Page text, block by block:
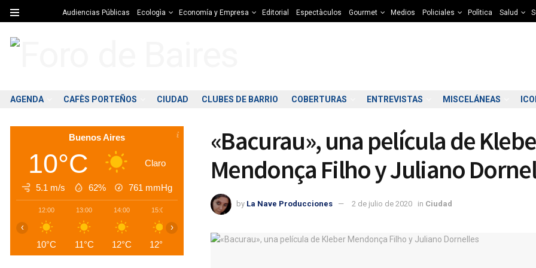
Audiencias Públicas Ecologìa Economía y Empresa Editorial Espectàculos Gourmet Medios Policiales Polìtica Salud
AGENDA CAFÈS PORTEÑOS CIUDAD CLUBES DE BARRIO COBERTURAS ENTREVISTAS MISCELÁNEAS
«Bacurau», una película de
Mendonça Filho y Juliano
by La Nave Producciones 2 de julio de 2020 in Ciudad
Buenos Aires
10°C Claro
5.1 m/s 62% 761 mmHg
12:00
10°C
13:00
11°C
14:00
12°C
15:00
12°C
17:00
12°C 12°C 11°C 10°C 10°C 9°C 9°C
‹ ›